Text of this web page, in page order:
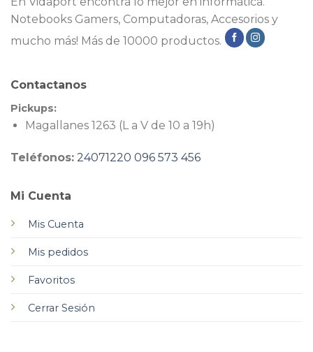
Notebooks Gamers, Computadoras, Accesorios y
mucho más! Más de 10000 productos.
Mi Cuenta
Mis Cuenta
Mis pedidos
Favoritos
Cerrar Sesión
Contactanos
Pickups:
Magallanes 1263 (L a V de 10 a 19h)
Teléfonos: 24071220 096 573 456